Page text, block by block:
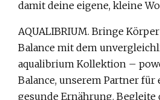
damit deine eigene, kleine
AQUALIBRIUM. Bringe
Balance mit dem
aqualibrium Kollektion –
Balance, unserem Partner für
gesunde Ernährung.